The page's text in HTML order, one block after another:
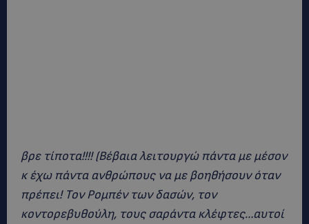
βρε τίποτα!!!! (Βέβαια λειτουργώ πάντα με μέσον
κ έχω πάντα ανθρώπους να με βοηθήσουν όταν
πρέπει! Τον Ρομπέν των δασών, τον
κοντορεβυθούλη, τους σαράντα κλέφτες…αυτοί